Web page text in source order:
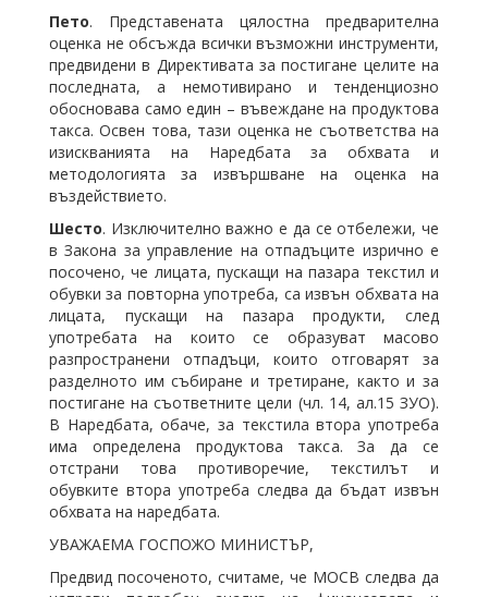
Пето. Представената цялостна предварителна
оценка не обсъжда всички възможни инструменти,
предвидени в Директивата за постигане целите на
последната, а немотивирано и тенденциозно
обосновава само един – въвеждане на продуктова
такса. Освен това, тази оценка не съответства на
изискванията на Наредбата за обхвата и
методологията за извършване на оценка на
въздействието.
Шесто. Изключително важно е да се отбележи, че
в Закона за управление на отпадъците изрично е
посочено, че лицата, пускащи на пазара текстил и
обувки за повторна употреба, са извън обхвата на
лицата, пускащи на пазара продукти, след
употребата на които се образуват масово
разпространени отпадъци, които отговарят за
разделното им събиране и третиране, както и за
постигане на съответните цели (чл. 14, ал.15 ЗУО).
В Наредбата, обаче, за текстила втора употреба
има определена продуктова такса. За да се
отстрани това противоречие, текстилът и
обувките втора употреба следва да бъдат извън
обхвата на наредбата.
УВАЖАЕМА ГОСПОЖО МИНИСТЪР,
Предвид посоченото, считаме, че МОСВ следва да